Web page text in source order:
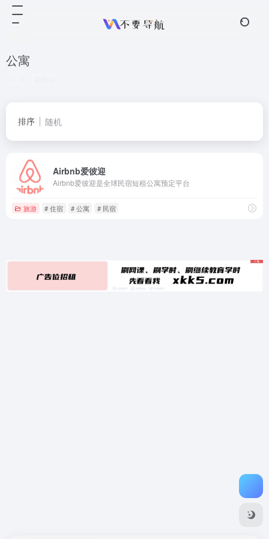
公寓
排序 随机
Airbnb爱彼迎
Airbnb爱彼迎是全球民宿短租公寓预定平台
旅游 # 住宿 # 公寓 # 民宿